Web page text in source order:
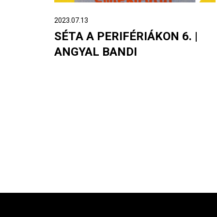
2023.07.13
SÉTA A PERIFÉRIÁKON 6. |
ANGYAL BANDI